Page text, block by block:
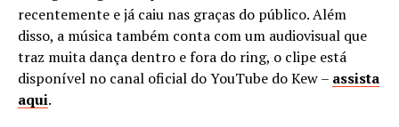
recentemente e já caiu nas graças do público. Além
disso, a música também conta com um audiovisual que
traz muita dança dentro e fora do ring, o clipe está
disponível no canal oficial do YouTube do Kew – assista
aqui.